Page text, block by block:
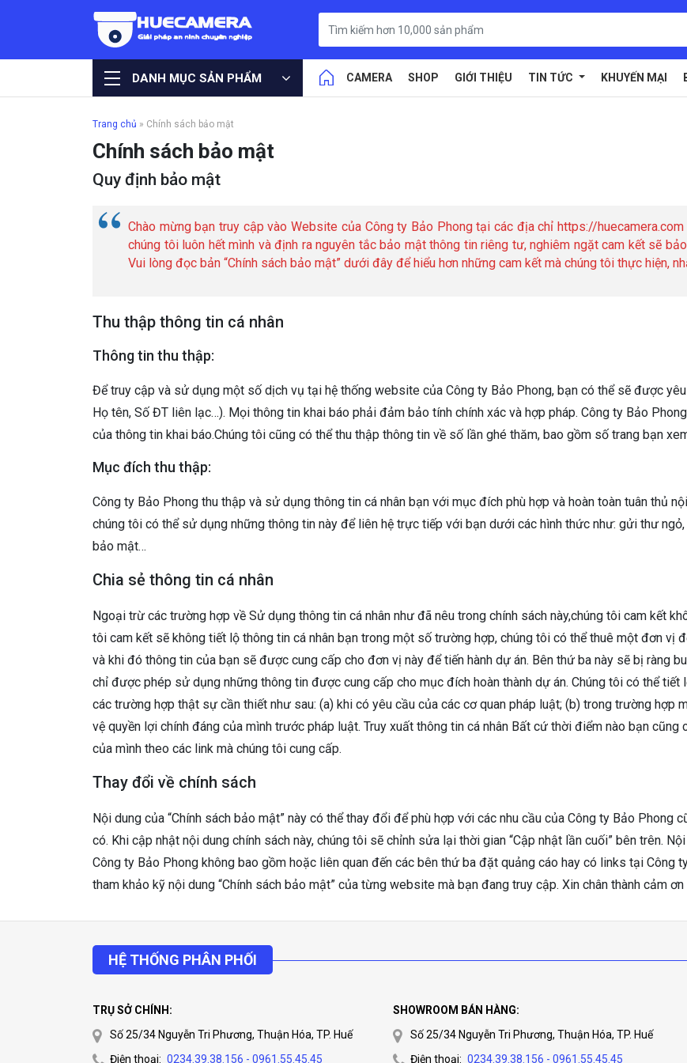
DANH MỤC SẢN PHẨM CAMERA SHOP GIỚI THIỆU TIN TỨC KHUYẾN MẠI
Trang chủ » Chính sách bảo mật
Chính sách bảo mật
Quy định bảo mật
Chào mừng bạn truy cập vào Website của Công ty Bảo Phong tại các địa chỉ https://
chúng tôi luôn hết mình và định ra nguyên tắc bảo mật thông tin riêng tư, nghiêm ngặt cam kết sẽ
Vui lòng đọc bản “Chính sách bảo mật” dưới đây để hiểu hơn những cam kết mà chúng tôi thực hiện,
Thu thập thông tin cá nhân
Thông tin thu thập:
Để truy cập và sử dụng một số dịch vụ tại hệ thống website của Công ty Bảo Phong, bạn có thể sẽ được
Họ tên, Số ĐT liên lạc…). Mọi thông tin khai báo phải đảm bảo tính chính xác và hợp pháp. Công ty Bảo
của thông tin khai báo.Chúng tôi cũng có thể thu thập thông tin về số lần ghé thăm, bao gồm số trang bạn
Mục đích thu thập:
Công ty Bảo Phong thu thập và sử dụng thông tin cá nhân bạn với mục đích phù hợp và hoàn toàn tuân thủ
chúng tôi có thể sử dụng những thông tin này để liên hệ trực tiếp với bạn dưới các hình thức như: gửi thư
bảo mật…
Chia sẻ thông tin cá nhân
Ngoại trừ các trường hợp về Sử dụng thông tin cá nhân như đã nêu trong chính sách này,chúng tôi cam kết
tôi cam kết sẽ không tiết lộ thông tin cá nhân bạn trong một số trường hợp, chúng tôi có thể thuê một đơn vị
và khi đó thông tin của bạn sẽ được cung cấp cho đơn vị này để tiến hành dự án. Bên thứ ba này sẽ bị ràng
chỉ được phép sử dụng những thông tin được cung cấp cho mục đích hoàn thành dự án. Chúng tôi có thể tiết
các trường hợp thật sự cần thiết như sau: (a) khi có yêu cầu của các cơ quan pháp luật; (b) trong trường hợp
vệ quyền lợi chính đáng của mình trước pháp luật. Truy xuất thông tin cá nhân Bất cứ thời điểm nào bạn
của mình theo các link mà chúng tôi cung cấp.
Thay đổi về chính sách
Nội dung của “Chính sách bảo mật” này có thể thay đổi để phù hợp với các nhu cầu của Công ty Bảo Phong
có. Khi cập nhật nội dung chính sách này, chúng tôi sẽ chỉnh sửa lại thời gian “Cập nhật lần cuối” bên trên.
Công ty Bảo Phong không bao gồm hoặc liên quan đến các bên thứ ba đặt quảng cáo hay có links tại Công
tham khảo kỹ nội dung “Chính sách bảo mật” của từng website mà bạn đang truy cập. Xin chân thành cảm
HỆ THỐNG PHÂN PHỐI
TRỤ SỞ CHÍNH:
Số 25/34 Nguyễn Tri Phương, Thuận Hóa, TP. Huế
Điện thoại: 0234.39.38.156 - 0961.55.45.45
SHOWROOM BÁN HÀNG:
Số 25/34 Nguyễn Tri Phương, Thuận Hóa, TP. Huế
Điện thoại: 0234.39.38.156 - 0961.55.45.45